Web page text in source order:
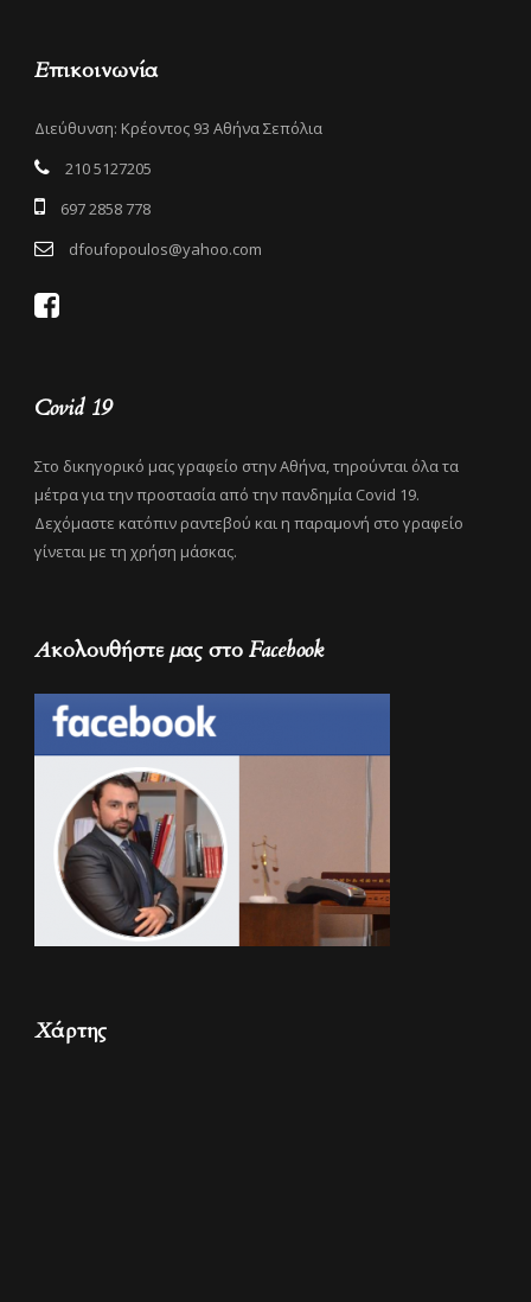
Επικοινωνία
Διεύθυνση: Κρέοντος 93 Αθήνα Σεπόλια
210 5127205
697 2858 778
dfoufopoulos@yahoo.com
Covid 19
Στο δικηγορικό μας γραφείο στην Αθήνα, τηρούνται όλα τα
μέτρα για την προστασία από την πανδημία Covid 19.
Δεχόμαστε κατόπιν ραντεβού και η παραμονή στο γραφείο
γίνεται με τη χρήση μάσκας.
Ακολουθήστε μας στο Facebook
Χάρτης